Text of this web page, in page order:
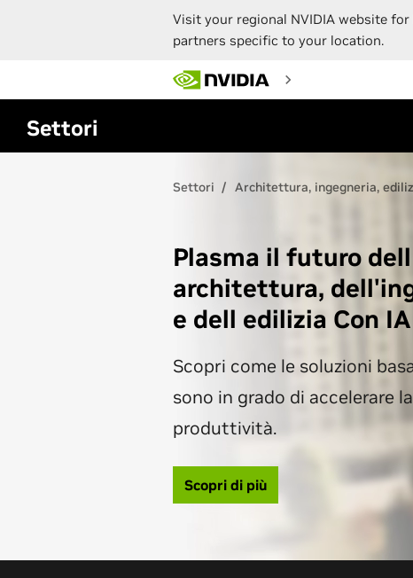
Visit your regional NVIDIA website
partners specific to your location.
main
content
Settori
Settori Architettura, ingegneria,
Plasma il futuro dell
architettura,
e dell edilizia Con IA
Scopri come le soluzioni
sono in grado di accelerare la
produttività.
Scopri di più